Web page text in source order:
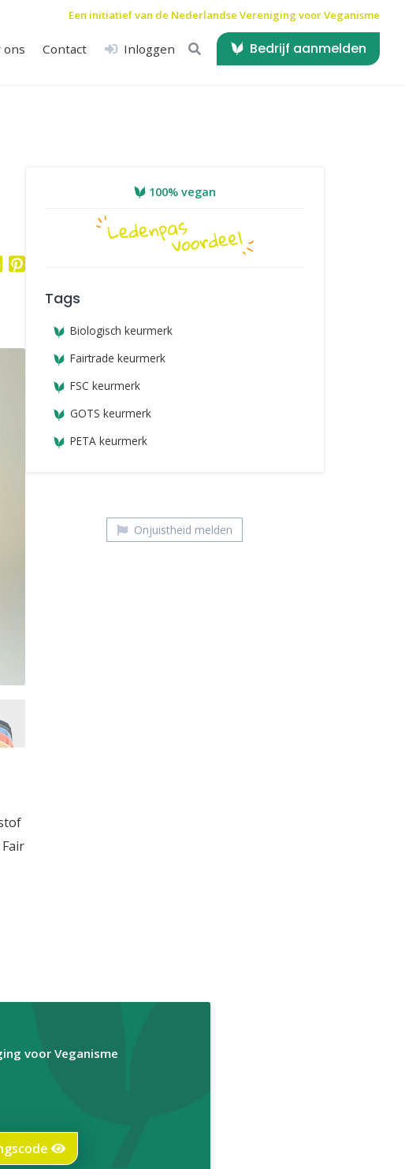
Een initiatief van de Nederlandse Vereniging voor Veganisme
ons Contact Inloggen Bedrijf aanmelden
100% vegan
Tags
Biologisch keurmerk
Fairtrade keurmerk
FSC keurmerk
GOTS keurmerk
PETA keurmerk
Onjuistheid melden
voor Veganisme